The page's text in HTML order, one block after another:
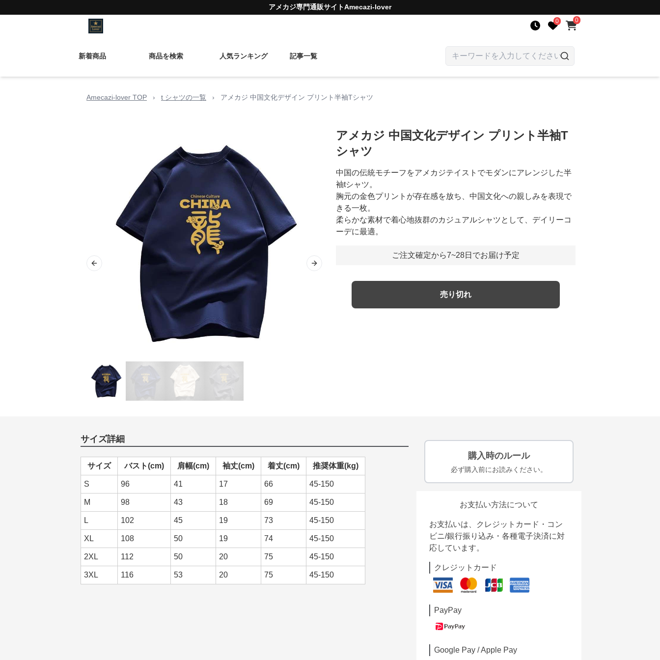
アメカジ専門通販サイトAmecazi-lover
0 0
新着商品 商品を検索 人気ランキング 記事一覧
Amecazi-lover TOP › t シャツの一覧 › アメカジ 中国文化デザイン プリント半袖Tシャツ
Previous slide Next slide
アメカジ 中国文化デザイン プリント半袖T
シャツ
中国の伝統モチーフをアメカジテイストでモダンにアレンジした半
袖tシャツ。
胸元の金色プリントが存在感を放ち、中国文化への親しみを表現で
きる一枚。
柔らかな素材で着心地抜群のカジュアルシャツとして、デイリーコ
ーデに最適。
ご注文確定から7~28日でお届け予定
売り切れ
サイズ詳細
サイズ バスト(cm) 肩幅(cm) 袖丈(cm) 着丈(cm) 推奨体重(kg)
S 96 41 17 66 45-150
M 98 43 18 69 45-150
L 102 45 19 73 45-150
XL 108 50 19 74 45-150
2XL 112 50 20 75 45-150
3XL 116 53 20 75 45-150
購入時のルール
必ず購入前にお読みください。
お支払い方法について
お支払いは、クレジットカード・コン
ビニ/銀行振り込み・各種電子決済に対
応しています。
クレジットカード
PayPay
Google Pay / Apple Pay